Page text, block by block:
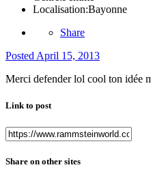
Localisation:Bayonne
Share
Posted April 15, 2013
Merci defender lol cool ton idée
Link to post
Share on other sites